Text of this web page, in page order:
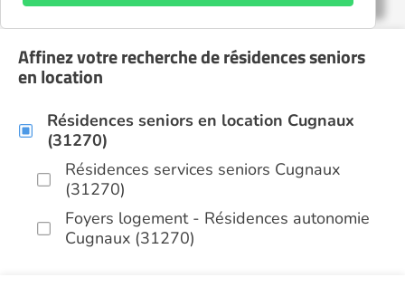
Affinez votre recherche de résidences seniors
en location
Résidences seniors en location Cugnaux
(31270)
Résidences services seniors Cugnaux
(31270)
Foyers logement - Résidences autonomie
Cugnaux (31270)